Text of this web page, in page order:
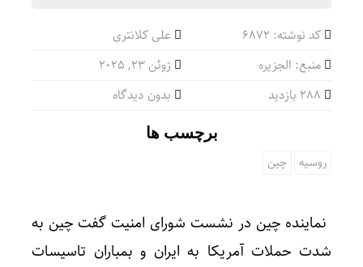
کد نوشته: 6872
علی کلانتری
منبع: الجزیره
ژوئن 23, 2025
بدون دیدگاه
برچسب ها
روسیه چین
نماینده چین در نشست شورای امنیت گفت چین به
شدت حملات آمریکا به ایران و بمباران تاسیسات